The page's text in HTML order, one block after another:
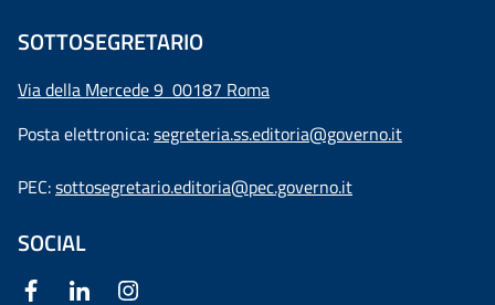
SOTTOSEGRETARIO
Via della Mercede 9 00187 Roma
Posta elettronica:segreteria.ss.editoria@governo.it
PEC:sottosegretario.editoria@pec.governo.it
SOCIAL